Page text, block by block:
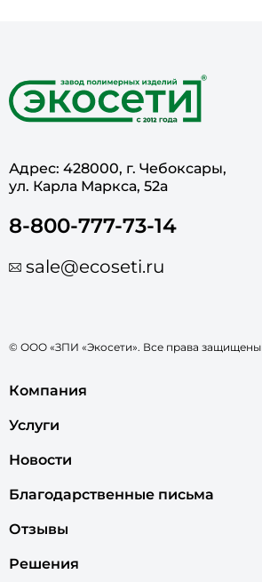
Адрес: 428000, г. Чебоксары,
ул. Карла Маркса, 52а
8-800-777-73-14
sale@ecoseti.ru
© ООО «ЗПИ «Экосети». Все права защищены
Компания
Услуги
Новости
Благодарственные письма
Отзывы
Решения